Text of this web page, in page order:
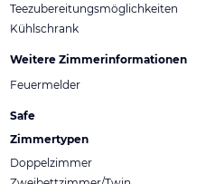
Teezubereitungsmöglichkeiten
Kühlschrank
Weitere Zimmerinformationen
Feuermelder
Safe
Zimmertypen
Doppelzimmer